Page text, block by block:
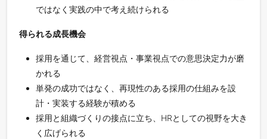
ではなく実践の中で考え続けられる
得られる成長機会
採用を通じて、経営視点・事業視点での意思決定力が磨
かれる
単発の成功ではなく、再現性のある採用の仕組みを設
計・実装する経験が積める
採用と組織づくりの接点に立ち、HRとしての視野を大き
く広げられる